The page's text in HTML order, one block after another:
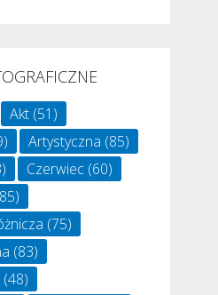
Akt(51)
Artystyczna (85)
Czerwiec(60)
(75)
(83)
(48)